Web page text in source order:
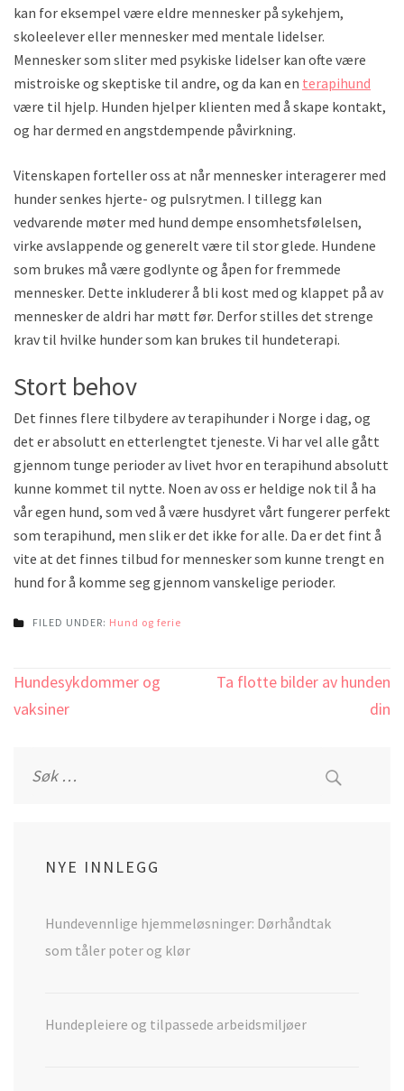
kan for eksempel være eldre mennesker på sykehjem,
skoleelever eller mennesker med mentale lidelser.
Mennesker som sliter med psykiske lidelser kan ofte være
mistroiske og skeptiske til andre, og da kan en terapihund
være til hjelp. Hunden hjelper klienten med å skape kontakt,
og har dermed en angstdempende påvirkning.
Vitenskapen forteller oss at når mennesker interagerer med
hunder senkes hjerte- og pulsrytmen. I tillegg kan
vedvarende møter med hund dempe ensomhetsfølelsen,
virke avslappende og generelt være til stor glede. Hundene
som brukes må være godlynte og åpen for fremmede
mennesker. Dette inkluderer å bli kost med og klappet på av
mennesker de aldri har møtt før. Derfor stilles det strenge
krav til hvilke hunder som kan brukes til hundeterapi.
Stort behov
Det finnes flere tilbydere av terapihunder i Norge i dag, og
det er absolutt en etterlengtet tjeneste. Vi har vel alle gått
gjennom tunge perioder av livet hvor en terapihund absolutt
kunne kommet til nytte. Noen av oss er heldige nok til å ha
vår egen hund, som ved å være husdyret vårt fungerer perfekt
som terapihund, men slik er det ikke for alle. Da er det fint å
vite at det finnes tilbud for mennesker som kunne trengt en
hund for å komme seg gjennom vanskelige perioder.
FILED UNDER: Hund og ferie
Innleggsnavigering
Hundesykdommer og
vaksiner
Ta flotte bilder av hunden
din
etter:
NYE INNLEGG
Hundevennlige hjemmeløsninger: Dørhåndtak
som tåler poter og klør
Hundepleiere og tilpassede arbeidsmiljøer